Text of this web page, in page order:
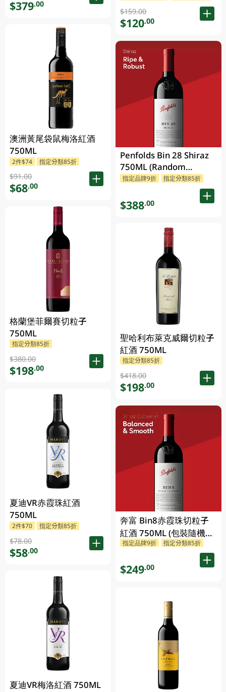
$379.00
澳洲黃尾袋鼠梅洛紅酒
750ML
2件$74 指定分類85折
$91.00
$68.00
格蘭堡菲爾賽切粒子
750ML
指定分類85折
$380.00
$198.00
夏迪VR赤霞珠紅酒
750ML
2件$70 指定分類85折
$78.00
$58.00
夏迪VR梅洛紅酒 750ML
$159.00
$120.00
Penfolds Bin 28 Shiraz
750ML (Random
Packaging)
指定品牌9折 指定分類85折
$388.00
聖哈利布萊克威爾切粒子
紅酒 750ML
指定分類85折
$418.00
$198.00
奔富 Bin8赤霞珠切粒子
紅酒 750ML (包裝隨機發
放)
指定品牌9折 指定分類85折
$249.00